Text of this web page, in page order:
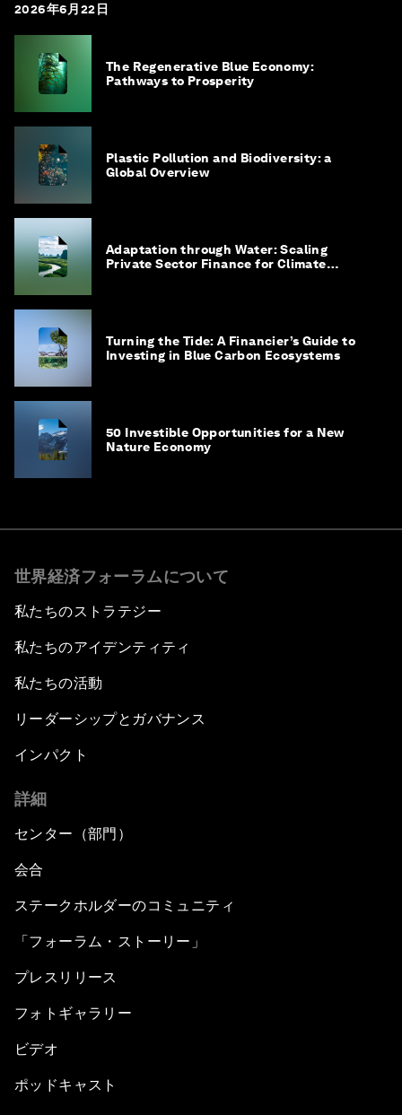
2026年6月22日
The Regenerative Blue Economy:
Pathways to Prosperity
Plastic Pollution and Biodiversity: a
Global Overview
Adaptation through Water: Scaling
Private Sector Finance for Climate
Turning the Tide: A Financier’s Guide to
Investing in Blue Carbon Ecosystems
50 Investible Opportunities for a New
Nature Economy
世界経済フォーラムについて
私たちのストラテジー
私たちのアイデンティティ
私たちの活動
リーダーシップとガバナンス
インパクト
詳細
センター（部門）
会合
ステークホルダーのコミュニティ
「フォーラム・ストーリー」
プレスリリース
フォトギャラリー
ビデオ
ポッドキャスト